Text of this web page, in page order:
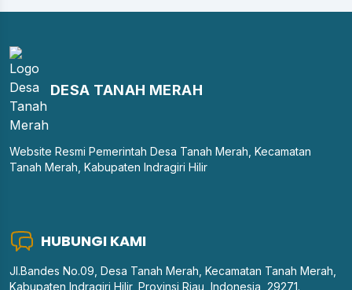
DESA TANAH MERAH
Website Resmi Pemerintah Desa Tanah Merah, Kecamatan
Tanah Merah, Kabupaten Indragiri Hilir
HUBUNGI KAMI
Jl.Bandes No.09, Desa Tanah Merah, Kecamatan Tanah Merah,
Kabupaten Indragiri Hilir, Provinsi Riau, Indonesia, 29271.